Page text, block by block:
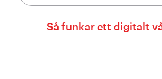
Så funkar ett digitalt